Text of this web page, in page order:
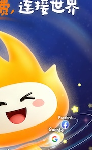
支持 [0] 反对[0]
支持[0] 反对
支持[0] 反对[0]